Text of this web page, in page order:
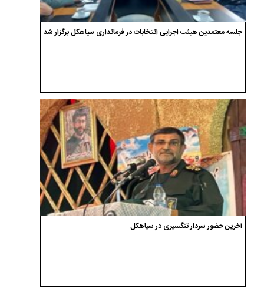
جلسه معتمدین هیئت اجرایی انتخابات در فرمانداری سیاهکل برگزار شد
آخرین حضور سردار تنگسیری در سیاهکل